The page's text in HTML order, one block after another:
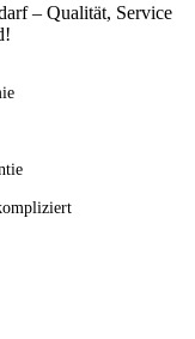
– Qualität, Service